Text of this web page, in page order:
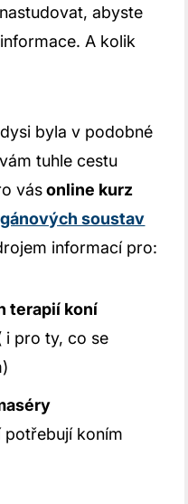
abyste
A kolik
byla v podobné
tuhle cestu
vásonline kurz
soustav
informací pro:
terapií koní
i pro ty, co se
potřebují koním